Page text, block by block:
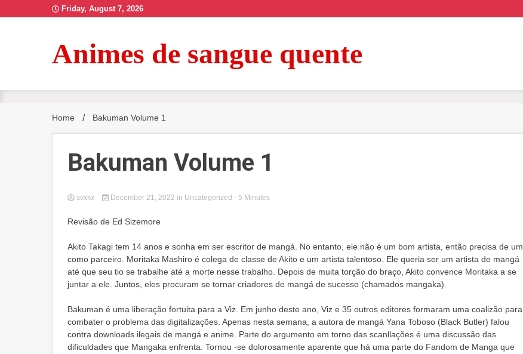
to
Friday, August 7, 2026
Animes de sangue quente
Home Bakuman Volume 1
Bakuman Volume 1
svxkx December 21, 2022 in Uncategorized - 5 Minutes
Revisão de Ed Sizemore
Akito Takagi tem 14 anos e sonha em ser escritor de mangá. No entanto, ele não é um bom artista, então precisa de um
como parceiro. Moritaka Mashiro é colega de classe de Akito e um artista talentoso. Ele queria ser um artista de mangá
até que seu tio se trabalhe até a morte nesse trabalho. Depois de muita torção do braço, Akito convence Moritaka a se
juntar a ele. Juntos, eles procuram se tornar criadores de mangá de sucesso (chamados mangaka).
Bakuman é uma liberação fortuita para a Viz. Em junho deste ano, Viz e 35 outros editores formaram uma coalizão para
combater o problema das digitalizações. Apenas nesta semana, a autora de mangá Yana Toboso (Black Butler) falou
contra downloads ilegais de mangá e anime. Parte do argumento em torno das scanllações é uma discussão das
dificuldades que Mangaka enfrenta. Tornou -se dolorosamente aparente que há uma parte do Fandom de Manga que